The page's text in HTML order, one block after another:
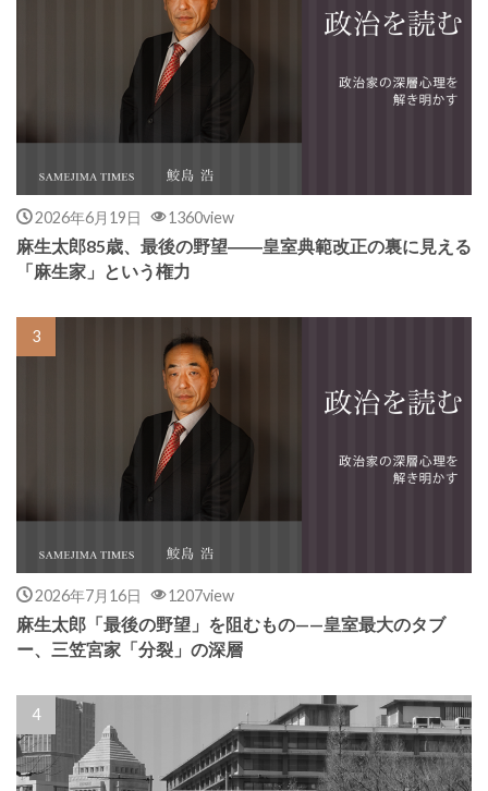
2026年6月19日 1360view
麻生太郎85歳、最後の野望――皇室典範改正の裏に見える
「麻生家」という権力
2026年7月16日 1207view
麻生太郎「最後の野望」を阻むもの——皇室最大のタブ
ー、三笠宮家「分裂」の深層